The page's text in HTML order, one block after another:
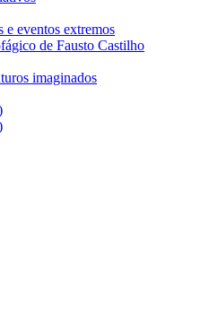
e eventos extremos
de Fausto Castilho
imaginados